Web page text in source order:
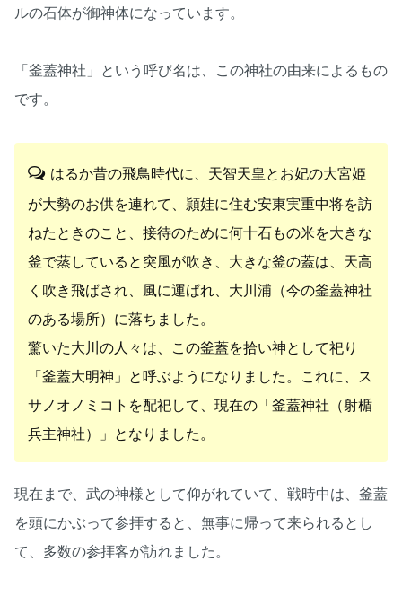
ルの石体が御神体になっています。
「釜蓋神社」という呼び名は、この神社の由来によるもの
です。
はるか昔の飛鳥時代に、天智天皇とお妃の大宮姫
が大勢のお供を連れて、頴娃に住む安東実重中将を訪
ねたときのこと、接待のために何十石もの米を大きな
釜で蒸していると突風が吹き、大きな釜の蓋は、天高
く吹き飛ばされ、風に運ばれ、大川浦（今の釜蓋神社
のある場所）に落ちました。
驚いた大川の人々は、この釜蓋を拾い神として祀り
「釜蓋大明神」と呼ぶようになりました。これに、ス
サノオノミコトを配祀して、現在の「釜蓋神社（射楯
兵主神社）」となりました。
現在まで、武の神様として仰がれていて、戦時中は、釜蓋
を頭にかぶって参拝すると、無事に帰って来られるとし
て、多数の参拝客が訪れました。